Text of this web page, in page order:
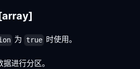
为 true 时使用。
进行分区。